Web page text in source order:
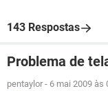
143 Respostas
Problema de
pentaylor - 6 mai 2009 às